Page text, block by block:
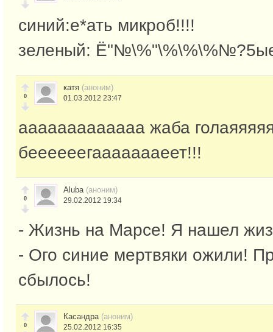
синий:е*ать микроб!!!!
зеленый:
0
катя (аноним)
01.03.2012 23:47
ааааааааааааа жаба
беееееегаааааааеет!!!
0
Aluba (аноним)
29.02.2012 19:34
- Жизнь на Марсе! Я нашел
- Ого синие мертвяки ожили!
сбылось!
0
Касандра (аноним)
25.02.2012 16:35